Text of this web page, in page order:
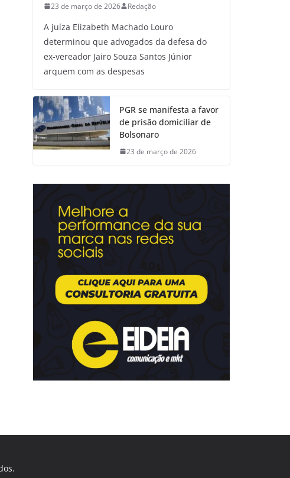
23 de março de 2026 Redação
A juíza Elizabeth Machado Louro
determinou que advogados da defesa do
ex-vereador Jairo Souza Santos Júnior
arquem com as despesas
PGR se manifesta a favor
de prisão domiciliar de
Bolsonaro
23 de março de 2026